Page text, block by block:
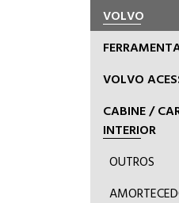
VOLVO
VOLVO
CABINE /
INTERIOR
OUTROS